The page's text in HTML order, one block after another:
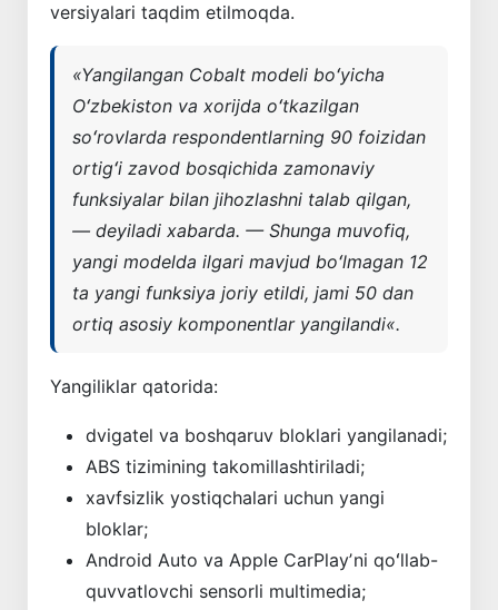
versiyalari taqdim etilmoqda.
«Yangilangan Cobalt modeli boʻyicha
Oʻzbekiston va xorijda oʻtkazilgan
soʻrovlarda respondentlarning 90 foizidan
ortigʻi zavod bosqichida zamonaviy
funksiyalar bilan jihozlashni talab qilgan,
— deyiladi xabarda. — Shunga muvofiq,
yangi modelda ilgari mavjud boʻlmagan 12
ta yangi funksiya joriy etildi, jami 50 dan
ortiq asosiy komponentlar yangilandi«.
Yangiliklar qatorida:
dvigatel va boshqaruv bloklari yangilanadi;
ABS tizimining takomillashtiriladi;
xavfsizlik yostiqchalari uchun yangi
bloklar;
Android Auto va Apple CarPlayʼni qoʻllab-
quvvatlovchi sensorli multimedia;